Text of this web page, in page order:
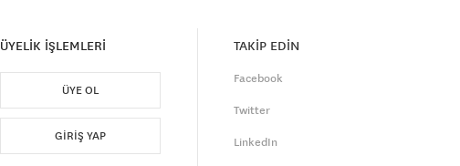
ÜYELİK İŞLEMLERİ
ÜYE OL
GIRIŞ YAP
TAKİP EDİN
Facebook
Twitter
LinkedIn